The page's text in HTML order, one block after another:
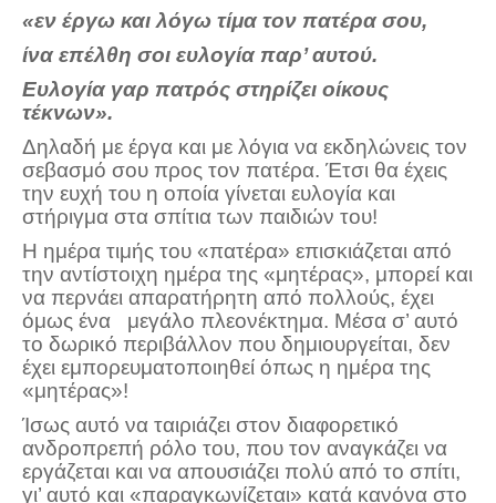
«εν έργω και λόγω τίμα τον πατέρα σου,
ίνα επέλθη σοι ευλογία παρ’ αυτού.
Ευλογία γαρ πατρός στηρίζει οίκους
τέκνων».
Δηλαδή με έργα και με λόγια να εκδηλώνεις τον
σεβασμό σου προς τον πατέρα. Έτσι θα έχεις
την ευχή του η οποία γίνεται ευλογία και
στήριγμα στα σπίτια των παιδιών του!
Η ημέρα τιμής του «πατέρα» επισκιάζεται από
την αντίστοιχη ημέρα της «μητέρας», μπορεί και
να περνάει απαρατήρητη από πολλούς, έχει
όμως ένα μεγάλο πλεονέκτημα. Μέσα σ’ αυτό
το δωρικό περιβάλλον που δημιουργείται, δεν
έχει εμπορευματοποιηθεί όπως η ημέρα της
«μητέρας»!
Ίσως αυτό να ταιριάζει στον διαφορετικό
ανδροπρεπή ρόλο του, που τον αναγκάζει να
εργάζεται και να απουσιάζει πολύ από το σπίτι,
γι’ αυτό και «παραγκωνίζεται» κατά κανόνα στο